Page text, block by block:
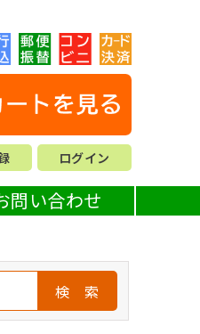
ログイン
問い合わせ
検 索